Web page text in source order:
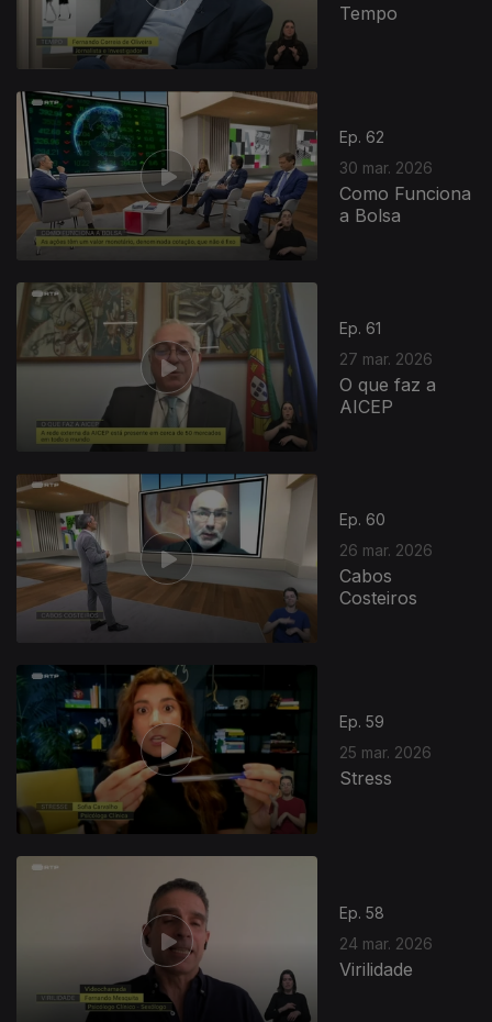
Tempo
Ep. 62
30 mar. 2026
Como Funciona
a Bolsa
Ep. 61
27 mar. 2026
O que faz a
AICEP
Ep. 60
26 mar. 2026
Cabos
Costeiros
Ep. 59
25 mar. 2026
Stress
Ep. 58
24 mar. 2026
Virilidade